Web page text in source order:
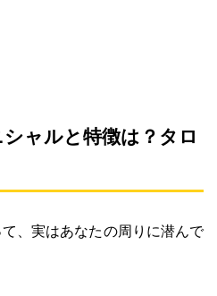
ャルと特徴は？タロ
、実はあなたの周りに潜んで